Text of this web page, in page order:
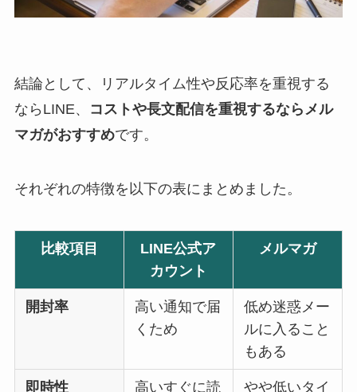
結論として、リアルタイム性や反応率を重視する
ならLINE、
コストや長文配信を重視するならメル
マガがおすすめです。
それぞれの特徴を以下の表にまとめました。
比較項目
LINE公式ア
カウント
メルマガ
開封率
高い通知で届
くため
低め迷惑メー
ルに入ること
もある
即時性
高いすぐに読
やや低いタイ